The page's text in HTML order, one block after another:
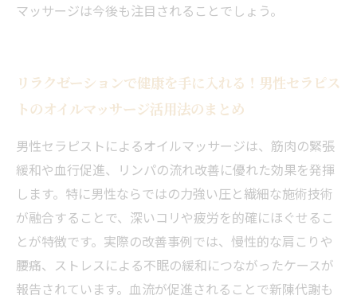
マッサージは今後も注目されることでしょう。
リラクゼーションで健康を手に入れる！男性セラピス
トのオイルマッサージ活用法のまとめ
男性セラピストによるオイルマッサージは、筋肉の緊張
緩和や血行促進、リンパの流れ改善に優れた効果を発揮
します。特に男性ならではの力強い圧と繊細な施術技術
が融合することで、深いコリや疲労を的確にほぐせるこ
とが特徴です。実際の改善事例では、慢性的な肩こりや
腰痛、ストレスによる不眠の緩和につながったケースが
報告されています。血流が促進されることで新陳代謝も